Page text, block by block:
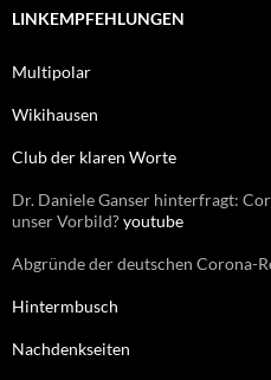
e
a
h
LINKEMPFEHLUNGEN
Multipolar
Wikihausen
Club der klaren Worte
Dr. Daniele Ganser hinterfragt:
unser Vorbild?youtube
Abgründe der deutschen Corona-
Hintermbusch
Nachdenkseiten